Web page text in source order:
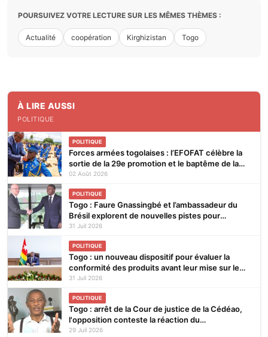
POURSUIVEZ VOTRE LECTURE SUR LES MÊMES THÈMES :
Actualité coopération Kirghizistan Togo
À LIRE AUSSI
POLITIQUE
POLITIQUE
Forces armées togolaises : l’EFOFAT célèbre la
sortie de la 29e promotion et le baptême de la
30e
02 Août 2026
POLITIQUE
Togo : Faure Gnassingbé et l’ambassadeur du
Brésil explorent de nouvelles pistes pour
renforcer la coopération bilatérale
31 Juil 2026
POLITIQUE
Togo : un nouveau dispositif pour évaluer la
conformité des produits avant leur mise sur le
marché
31 Juil 2026
POLITIQUE
Togo : arrêt de la Cour de justice de la Cédéao,
l'opposition conteste la réaction du
gouvernement
29 Juil 2026